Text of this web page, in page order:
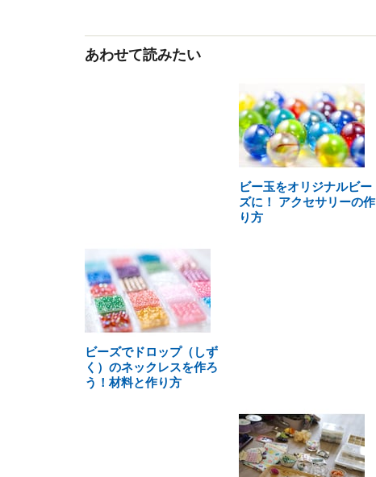
あわせて読みたい
ビー玉をオリジナルビー
ズに！ アクセサリーの作
り方
ビーズでドロップ（しず
く）のネックレスを作ろ
う！材料と作り方